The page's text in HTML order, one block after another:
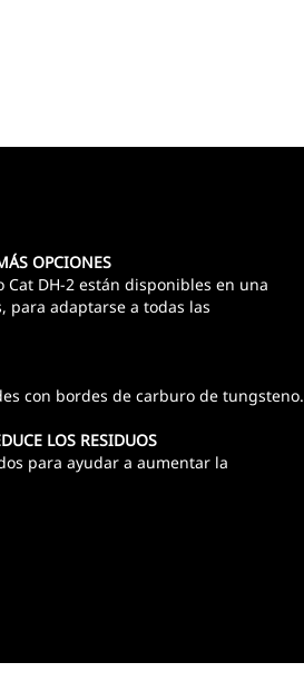
OPCIONES
DH-2 están disponibles en una
para adaptarse a todas las
con bordes de carburo de tungsteno.
LOS RESIDUOS
para ayudar a aumentar la